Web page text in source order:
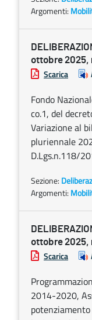
Argomenti:
ottobre 2025,
Scarica
Fondo
co.1, del
Variazione al
pluriennale
D.Lgs.n.118/
Sezione:
Argomenti:
ottobre 2025,
Scarica
2014-2020,